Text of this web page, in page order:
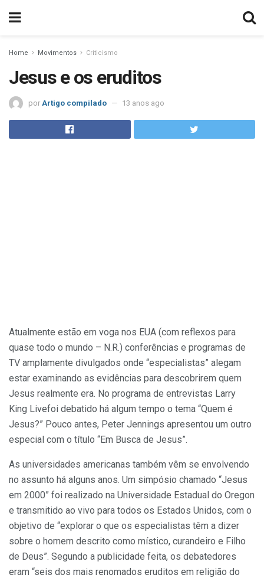
Home Movimentos Criticismo
Jesus e os eruditos
por Artigo compilado 13 anos ago
Atualmente estão em voga nos EUA (com reflexos para
quase todo o mundo – N.R.) conferências e programas de
TV amplamente divulgados onde “especialistas” alegam
estar examinando as evidências para descobrirem quem
Jesus realmente era. No programa de entrevistas Larry
King Livefoi debatido há algum tempo o tema “Quem é
Jesus?” Pouco antes, Peter Jennings apresentou um outro
especial com o título “Em Busca de Jesus”.
As universidades americanas também vêm se envolvendo
no assunto há alguns anos. Um simpósio chamado “Jesus
em 2000” foi realizado na Universidade Estadual do Oregon
e transmitido ao vivo para todos os Estados Unidos, com o
objetivo de “explorar o que os especialistas têm a dizer
sobre o homem descrito como místico, curandeiro e Filho
de Deus”. Segundo a publicidade feita, os debatedores
eram “seis dos mais renomados eruditos em religião do